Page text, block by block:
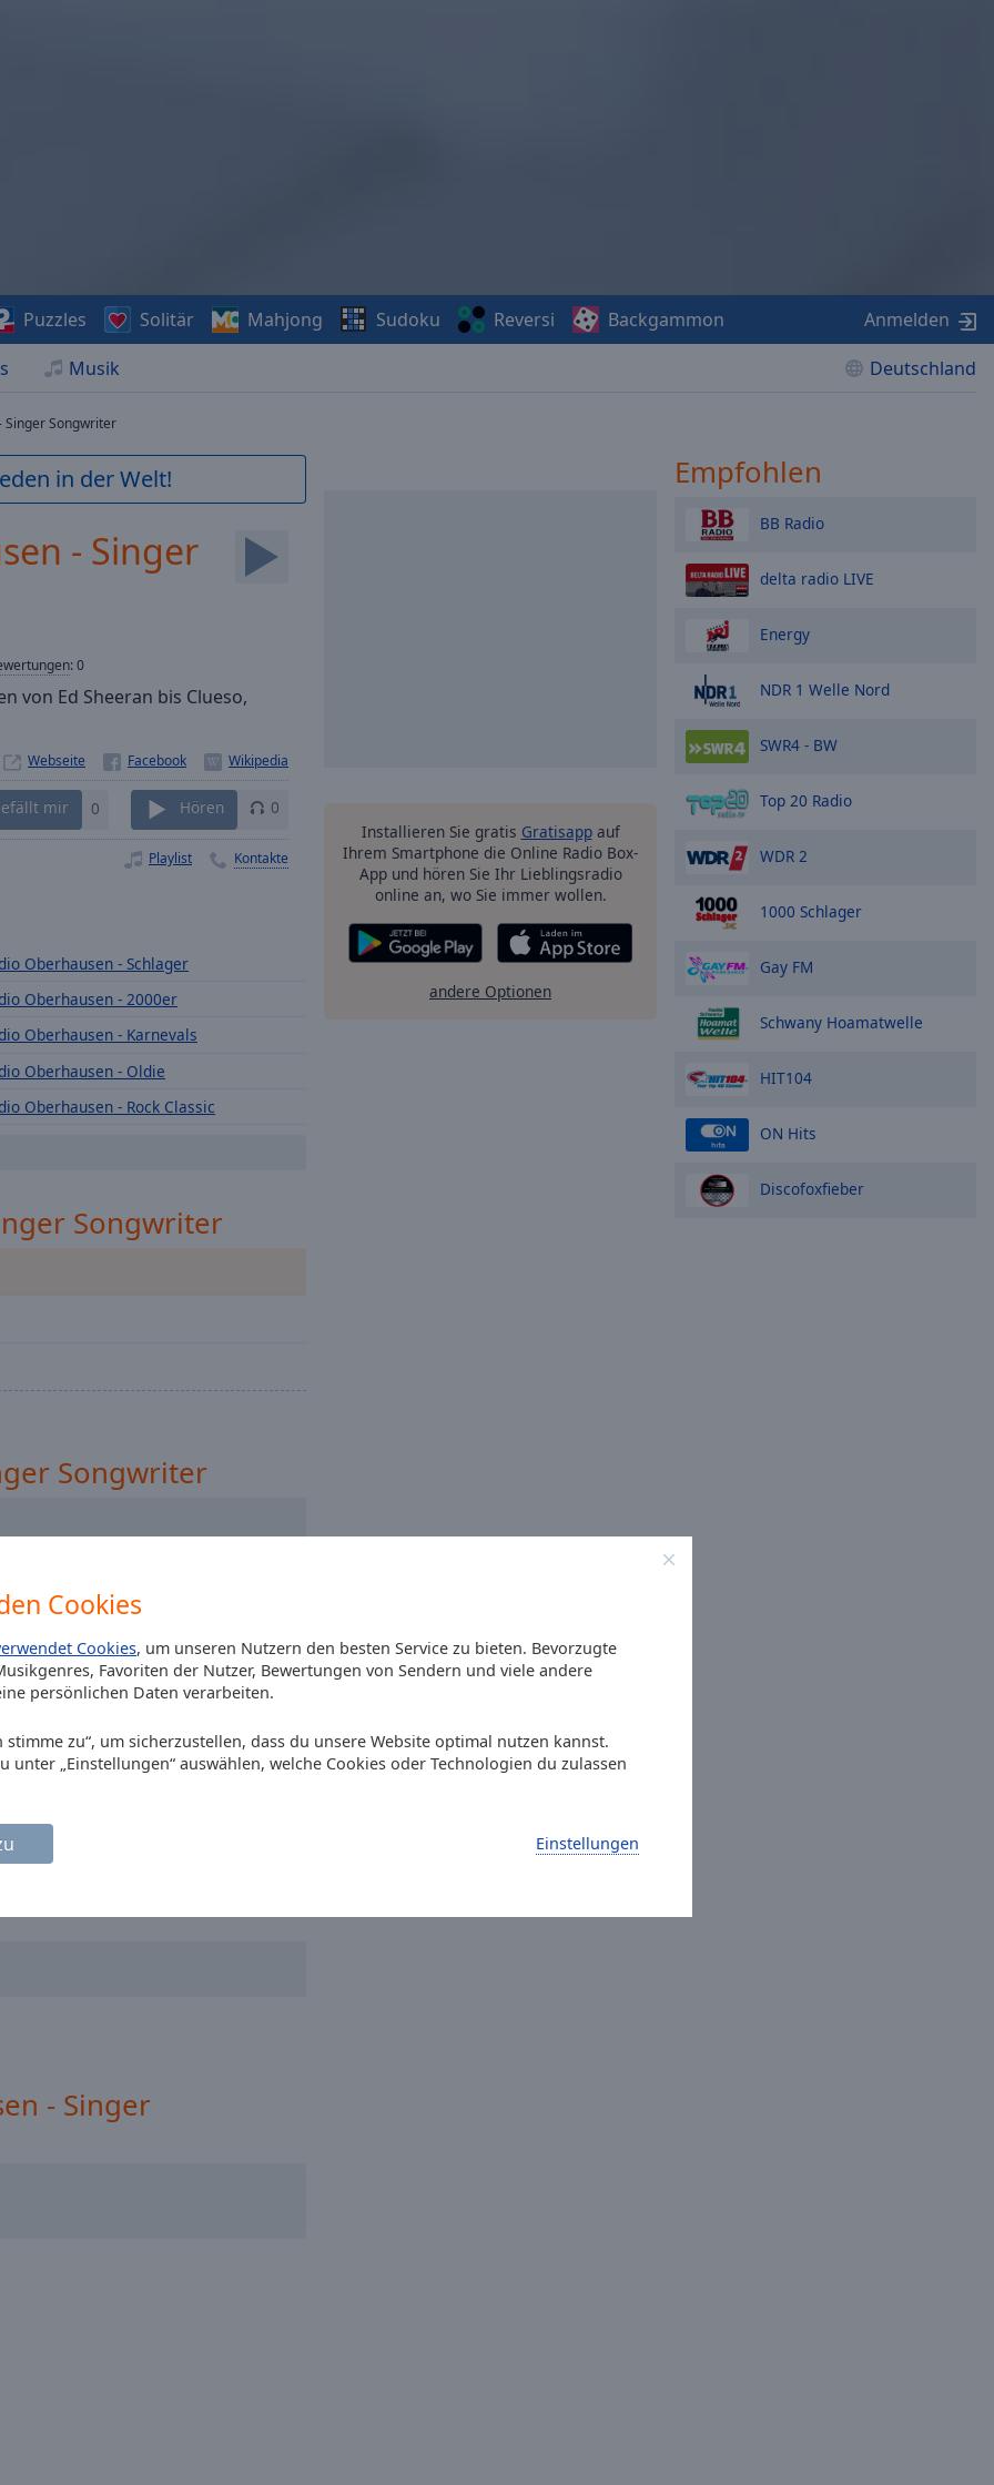
Cookies
Cookies, um unseren Nutzern den besten Service zu bieten. Bevorzugte
Favoriten der Nutzer, Bewertungen von Sendern und viele andere
persönlichen Daten verarbeiten.
stimme zu“, um sicherzustellen, dass du unsere Website optimal nutzen kannst.
unter „Einstellungen“ auswählen, welche Cookies oder Technologien du zulassen
Einstellungen
Musik Deutschland
Puzzles Solitär Mahjong Sudoku Reversi Backgammon Anmelden
Singer Songwriter
in der Welt!
- Singer
:0
von Ed Sheeran bis Clueso,
Webseite
mir 0 Hören 0
Playlist Kontakte
Oberhausen - Schlager
Oberhausen - 2000er
Oberhausen - Karnevals
Oberhausen - Oldie
Oberhausen - Rock Classic
Oberhausen - Dance
Songwriter
Songwriter
- Singer
Installieren Sie gratis Gratisappauf
Ihrem Smartphone die Online Radio Box-
App und hören Sie Ihr Lieblingsradio
online an, wo Sie immer wollen.
andere Optionen
Empfohlen
BB Radio
delta radio LIVE
Energy
NDR 1 Welle Nord
SWR4 - BW
Top 20 Radio
WDR 2
1000 Schlager
Gay FM
Schwany Hoamatwelle
HIT104
ON Hits
Discofoxfieber